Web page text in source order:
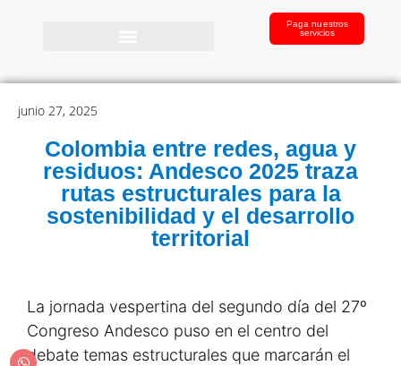
Paga nuestros
servicios
junio 27, 2025
Colombia entre redes, agua y
residuos: Andesco 2025 traza
rutas estructurales para la
sostenibilidad y el desarrollo
territorial
La jornada vespertina del segundo día del 27º
Congreso Andesco puso en el centro del
debate temas estructurales que marcarán el